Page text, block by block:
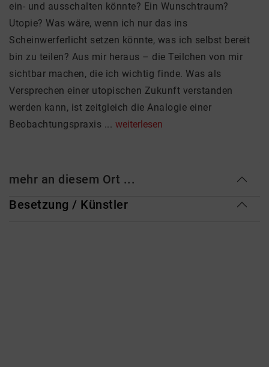
ein- und ausschalten könnte? Ein Wunschtraum?
Utopie? Was wäre, wenn ich nur das ins
Scheinwerferlicht setzen könnte, was ich selbst bereit
bin zu teilen? Aus mir heraus – die Teilchen von mir
sichtbar machen, die ich wichtig finde. Was als
Versprechen einer utopischen Zukunft verstanden
werden kann, ist zeitgleich die Analogie einer
Beobachtungspraxis ... weiterlesen
mehr an diesem Ort ...
Besetzung / Künstler